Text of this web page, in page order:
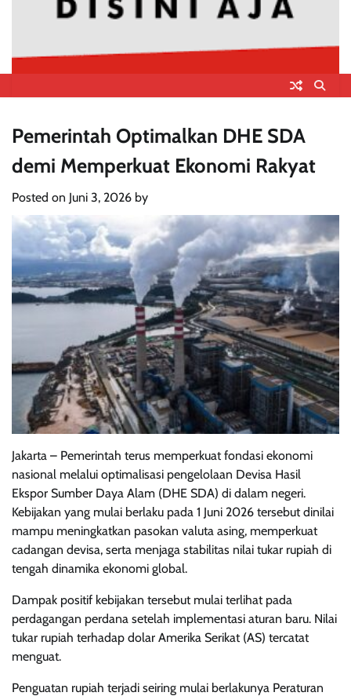
Pemerintah Optimalkan DHE SDA
demi Memperkuat Ekonomi Rakyat
Posted on Juni 3, 2026 by
Jakarta – Pemerintah terus memperkuat fondasi ekonomi
nasional melalui optimalisasi pengelolaan Devisa Hasil
Ekspor Sumber Daya Alam (DHE SDA) di dalam negeri.
Kebijakan yang mulai berlaku pada 1 Juni 2026 tersebut dinilai
mampu meningkatkan pasokan valuta asing, memperkuat
cadangan devisa, serta menjaga stabilitas nilai tukar rupiah di
tengah dinamika ekonomi global.
Dampak positif kebijakan tersebut mulai terlihat pada
perdagangan perdana setelah implementasi aturan baru. Nilai
tukar rupiah terhadap dolar Amerika Serikat (AS) tercatat
menguat.
Penguatan rupiah terjadi seiring mulai berlakunya Peraturan